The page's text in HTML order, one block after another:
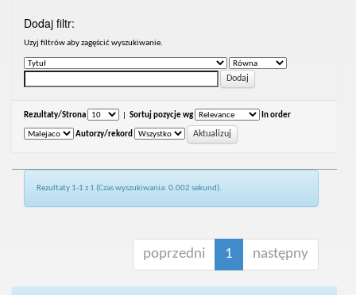
Dodaj filtr:
Uzyj filtrów aby zagęścić wyszukiwanie.
Rezultaty/Strona Sortuj pozycje wg In order
Autorzy/rekord
Rezultaty 1-1 z 1 (Czas wyszukiwania: 0.002 sekund).
poprzedni 1 następny